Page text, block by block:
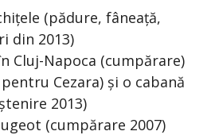
(pădure, fâneaţă,
din 2013)
Cluj-Napoca (cumpărare)
Cezara) şi o cabană
2013)
(cumpărare 2007)